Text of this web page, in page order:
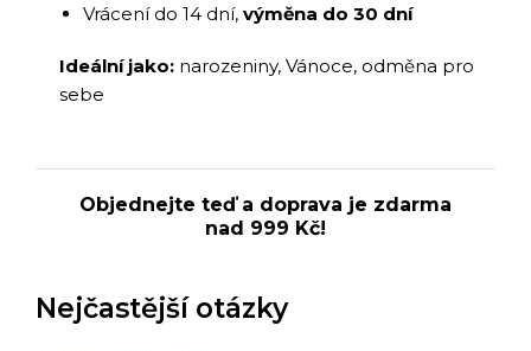
Vrácení do 14 dní, výměna do 30 dní
Ideální jako: narozeniny, Vánoce, odměna pro
sebe
Objednejte teď a doprava je zdarma
nad 999 Kč!
Nejčastější otázky